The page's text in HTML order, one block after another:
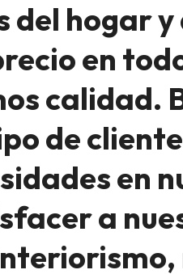
del hogar
en
calidad.
de
en
a